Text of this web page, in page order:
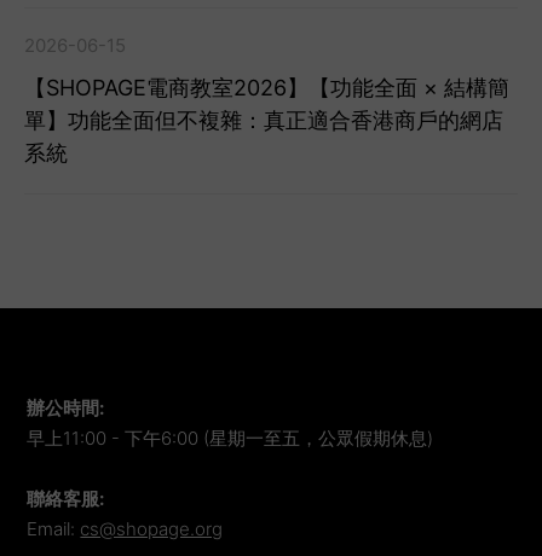
2026-06-15
【SHOPAGE電商教室2026】【功能全面 × 結構簡
單】功能全面但不複雜：真正適合香港商戶的網店
系統
辦公時間:
早上11:00 - 下午6:00 (星期一至五，公眾假期休息)
聯絡客服:
Email: cs@shopage.org